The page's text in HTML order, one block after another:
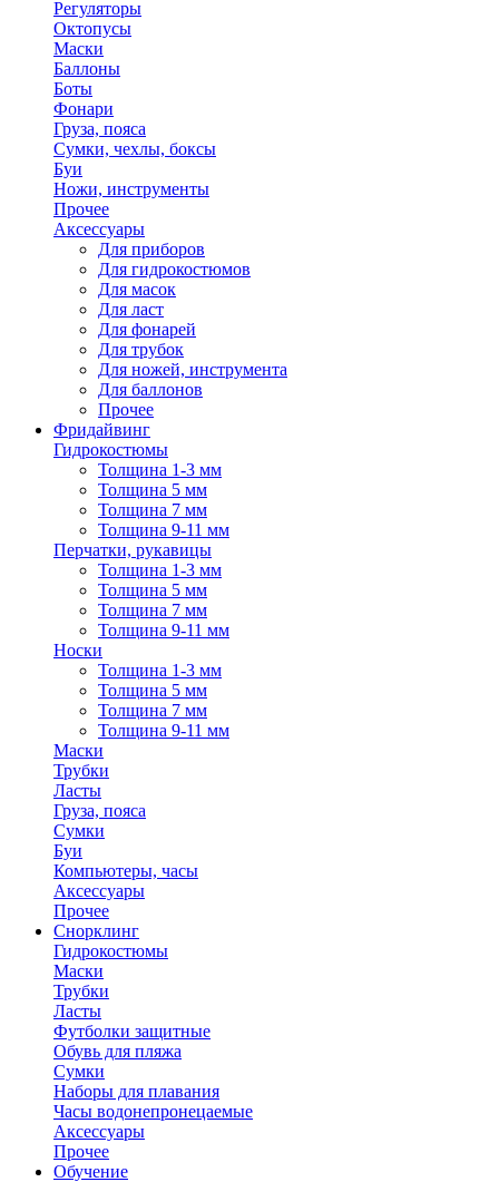
Регуляторы
Октопусы
Маски
Баллоны
Боты
Фонари
Груза, пояса
Сумки, чехлы, боксы
Буи
Ножи, инструменты
Прочее
Аксессуары
Для приборов
Для гидрокостюмов
Для масок
Для ласт
Для фонарей
Для трубок
Для ножей, инструмента
Для баллонов
Прочее
Фридайвинг
Гидрокостюмы
Толщина 1-3 мм
Толщина 5 мм
Толщина 7 мм
Толщина 9-11 мм
Перчатки, рукавицы
Толщина 1-3 мм
Толщина 5 мм
Толщина 7 мм
Толщина 9-11 мм
Носки
Толщина 1-3 мм
Толщина 5 мм
Толщина 7 мм
Толщина 9-11 мм
Маски
Трубки
Ласты
Груза, пояса
Сумки
Буи
Компьютеры, часы
Аксессуары
Прочее
Снорклинг
Гидрокостюмы
Маски
Трубки
Ласты
Футболки защитные
Обувь для пляжа
Сумки
Наборы для плавания
Часы водонепронецаемые
Аксессуары
Прочее
Обучение